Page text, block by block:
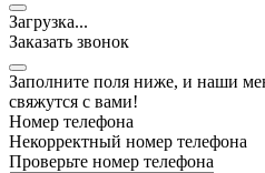
Загрузка...
Заказать звонок
Заполните поля ниже, и наши
свяжутся с вами!
Номер телефона
Некорректный номер телефона
Проверьте номер телефона